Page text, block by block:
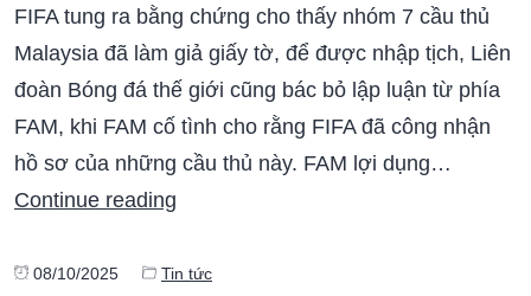
FIFA tung ra bằng chứng cho thấy nhóm 7 cầu thủ
Malaysia đã làm giả giấy tờ, để được nhập tịch, Liên
đoàn Bóng đá thế giới cũng bác bỏ lập luận từ phía
FAM, khi FAM cố tình cho rằng FIFA đã công nhận
hồ sơ của những cầu thủ này. FAM lợi dụng…
Continue reading
08/10/2025 Tin tức